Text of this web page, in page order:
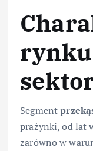
Segment
prażynki, od lat
zarówno w